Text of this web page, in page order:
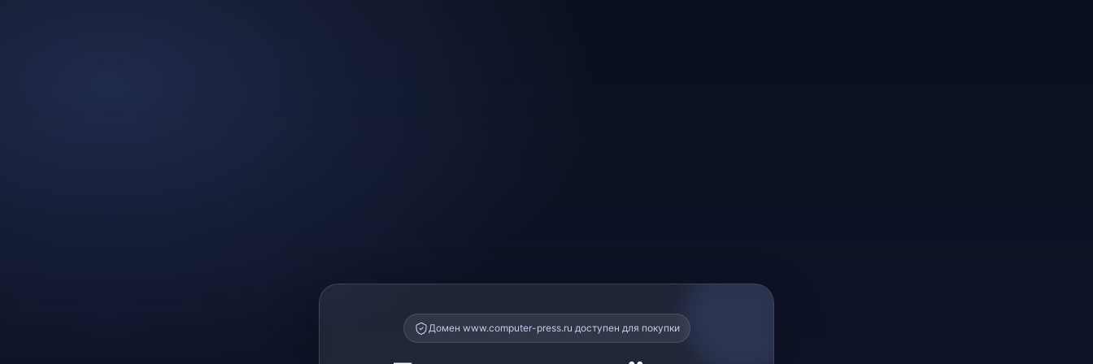
Домен www.computer-press.ru доступен для покупки